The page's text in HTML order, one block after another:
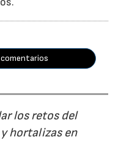
los retos del
hortalizas en